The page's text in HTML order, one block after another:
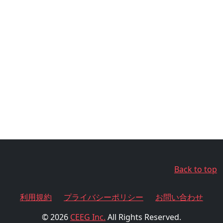
Back to top
利用規約 プライバシーポリシー
お問い合わせ
© 2026 CEEG Inc. All Rights Reserved.